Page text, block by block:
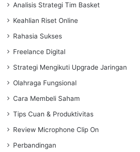
Analisis Strategi Tim Basket
Keahlian Riset Online
Rahasia Sukses
Freelance Digital
Strategi Mengikuti Upgrade Jaringan
Olahraga Fungsional
Cara Membeli Saham
Tips Cuan & Produktivitas
Review Microphone Clip On
Perbandingan